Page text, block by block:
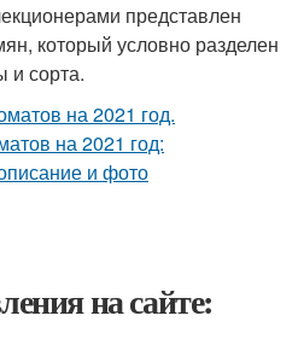
представлен
который условно разделен
и сорта.
на сайте: